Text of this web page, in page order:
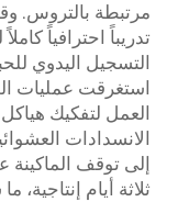
مرتبطة بالتروس.
تدريباً احترافياً
التسجيل اليدوي
استغرقت عمليات
العمل لتفكيك
الانسدادات
إلى توقف
ثلاثة أيام